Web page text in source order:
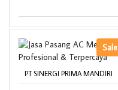
Sale
PT SINERGI PRIMA MANDIRI